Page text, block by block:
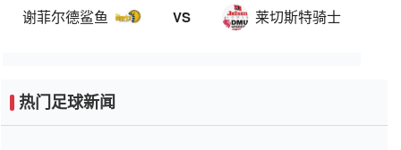
谢菲尔德鲨鱼 VS 莱切斯特骑士
热门足球新闻